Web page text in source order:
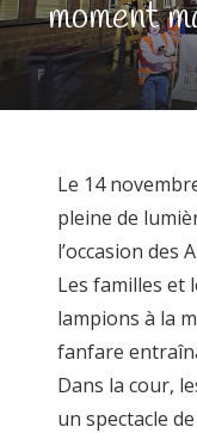
moment
Le 14
pleine de
l’occasion des
Les familles et
lampions à la
fanfare
Dans la cour,
un spectacle